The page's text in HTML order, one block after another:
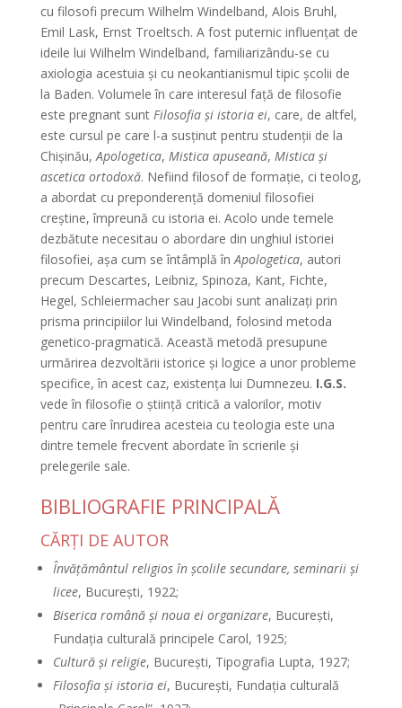
cu filosofi precum Wilhelm Windelband, Alois Bruhl,
Emil Lask, Ernst Troeltsch. A fost puternic influenţat de
ideile lui Wilhelm Windelband, familiarizându-se cu
axiologia acestuia şi cu neokantianismul tipic şcolii de
la Baden. Volumele în care interesul faţă de filosofie
este pregnant sunt Filosofia şi istoria ei, care, de altfel,
este cursul pe care l-a susţinut pentru studenţii de la
Chişinău,Apologetica, Mistica apuseană, Mistica şi
ascetica ortodoxă. Nefiind filosof de formaţie, ci teolog,
a abordat cu preponderenţă domeniul filosofiei
creştine, împreună cu istoria ei. Acolo unde temele
dezbătute necesitau o abordare din unghiul istoriei
filosofiei, aşa cum se întâmplă înApologetica, autori
precum Descartes, Leibniz, Spinoza, Kant, Fichte,
Hegel, Schleiermacher sau Jacobi sunt analizaţi prin
prisma principiilor lui Windelband, folosind metoda
genetico-pragmatică. Această metodă presupune
urmărirea dezvoltării istorice şi logice a unor probleme
specifice, în acest caz, existenţa lui Dumnezeu. I.G.S.
vede în filosofie o ştiinţă critică a valorilor, motiv
pentru care înrudirea acesteia cu teologia este una
dintre temele frecvent abordate în scrierile şi
prelegerile sale.
BIBLIOGRAFIE PRINCIPALĂ
CĂRŢI DE AUTOR
Învăţământul religios în şcolile secundare, seminarii şi
licee, Bucureşti, 1922;
Biserica română şi noua ei organizare, Bucureşti,
Fundaţia culturală principele Carol, 1925;
Cultură şi religie, Bucureşti, Tipografia Lupta, 1927;
Filosofia şi istoria ei, Bucureşti, Fundaţia culturală